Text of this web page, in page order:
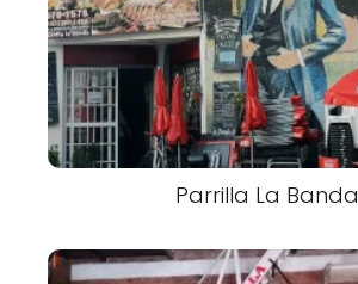
Parrilla La Banda